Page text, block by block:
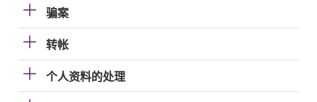
骗案
转帐
个人资料的处理